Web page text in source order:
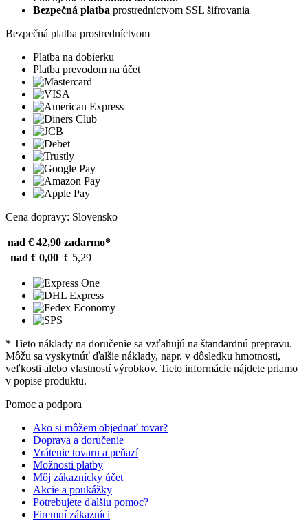
Bezpečná platba prostredníctvom SSL šifrovania
Bezpečná platba prostredníctvom
Platba na dobierku
Platba prevodom na účet
Cena dopravy: Slovensko
nad € 42,90 zadarmo*
nad € 0,00 € 5,29
* Tieto náklady na doručenie sa vzťahujú na štandardnú prepravu.
Môžu sa vyskytnúť ďalšie náklady, napr. v dôsledku hmotnosti,
veľkosti alebo vlastností výrobkov. Tieto informácie nájdete priamo
v popise produktu.
Pomoc a podpora
Ako si môžem objednať tovar?
Doprava a doručenie
Vrátenie tovaru a peňazí
Možnosti platby
Môj zákaznícky účet
Akcie a poukážky
Potrebujete ďalšiu pomoc?
Firemní zákazníci